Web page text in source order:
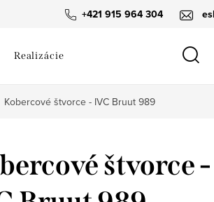
+421 915 964 304
Realizácie
Kobercové štvorce - IVC Bruut 989
štvorce -